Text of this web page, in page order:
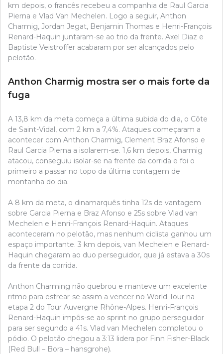
km depois, o francês recebeu a companhia de Raul Garcia
Pierna e Vlad Van Mechelen. Logo a seguir, Anthon
Charmig, Jordan Jegat, Benjamin Thomas e Henri-François
Renard-Haquin juntaram-se ao trio da frente. Axel Diaz e
Baptiste Veistroffer acabaram por ser alcançados pelo
pelotão.
Anthon Charmig mostra ser o mais forte da
fuga
A 13,8 km da meta começa a última subida do dia, o Côte
de Saint-Vidal, com 2 km a 7,4%. Ataques começaram a
acontecer com Anthon Charmig, Clement Braz Afonso e
Raul Garcia Pierna a isolarem-se. 1,6 km depois, Charmig
atacou, conseguiu isolar-se na frente da corrida e foi o
primeiro a passar no topo da última contagem de
montanha do dia.
A 8 km da meta, o dinamarquês tinha 12s de vantagem
sobre Garcia Pierna e Braz Afonso e 25s sobre Vlad van
Mechelen e Henri-François Renard-Haquin. Ataques
aconteceram no pelotão, mas nenhum ciclista ganhou um
espaço importante. 3 km depois, van Mechelen e Renard-
Haquin chegaram ao duo perseguidor, que já estava a 30s
da frente da corrida.
Anthon Charming não quebrou e manteve um excelente
ritmo para estrear-se assim a vencer no World Tour na
etapa 2 do Tour Auvergne Rhône-Alpes. Henri-François
Renard-Haquin impôs-se ao sprint no grupo perseguidor
para ser segundo a 41s. Vlad van Mechelen completou o
pódio. O pelotão chegou a 3:13 lidera por Finn Fisher-Black
(Red Bull – Bora – hansgrohe).